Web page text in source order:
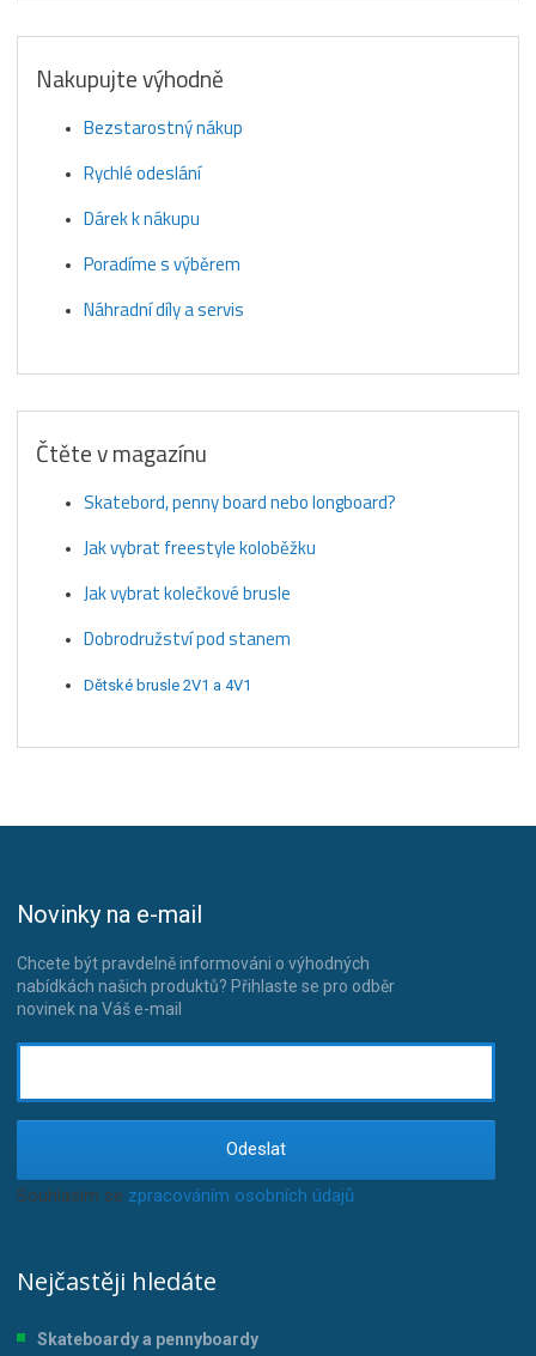
Nakupujte výhodně
Bezstarostný nákup
Rychlé odeslání
Dárek k nákupu
Poradíme s výběrem
Náhradní díly a servis
Čtěte v magazínu
Skatebord, penny board nebo longboard?
Jak vybrat freestyle koloběžku
Jak vybrat kolečkové brusle
Dobrodružství pod stanem
Dětské brusle 2V1 a 4V1
Novinky na e-mail
Chcete být pravdelně informováni o výhodných
nabídkách našich produktů? Přihlaste se pro odběr
novinek na Váš e-mail
Odeslat
Souhlasím se zpracováním osobních údajů.
Nejčastěji hledáte
Skateboardy a pennyboardy